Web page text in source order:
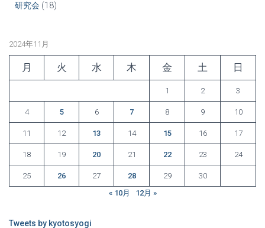
研究会 (18)
2024年11月
月 火 水 木 金 土 日
1 2 3
4 5 6 7 8 9 10
11 12 13 14 15 16 17
18 19 20 21 22 23 24
25 26 27 28 29
30
« 10月
12月 »
Tweets by kyotosyogi